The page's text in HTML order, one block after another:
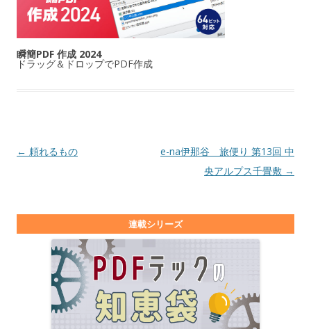
瞬簡PDF 作成 2024
ドラッグ＆ドロップでPDF作成
投稿ナビゲーション
← 頼れるもの
e-na伊那谷 旅便り 第13回 中
央アルプス千畳敷 →
連載シリーズ